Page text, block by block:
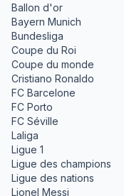
Ballon d'or
Bayern Munich
Bundesliga
Coupe du Roi
Coupe du monde
Cristiano Ronaldo
FC Barcelone
FC Porto
FC Séville
Laliga
Ligue 1
Ligue des champions
Ligue des nations
Lionel Messi